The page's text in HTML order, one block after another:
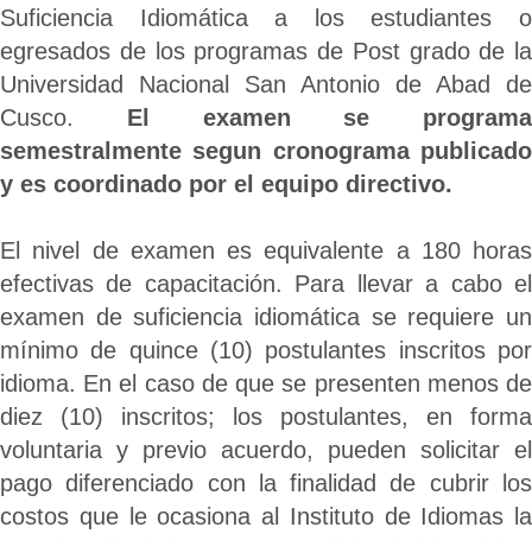
Suficiencia Idiomática a los estudiantes o
egresados de los programas de Post grado de la
Universidad Nacional San Antonio de Abad de
Cusco. El examen se programa
semestralmente segun cronograma publicado
y es coordinado por el equipo directivo.
El nivel de examen es equivalente a 180 horas
efectivas de capacitación. Para llevar a cabo el
examen de suficiencia idiomática se requiere un
mínimo de quince (10) postulantes inscritos por
idioma. En el caso de que se presenten menos de
diez (10) inscritos; los postulantes, en forma
voluntaria y previo acuerdo, pueden solicitar el
pago diferenciado con la finalidad de cubrir los
costos que le ocasiona al Instituto de Idiomas la